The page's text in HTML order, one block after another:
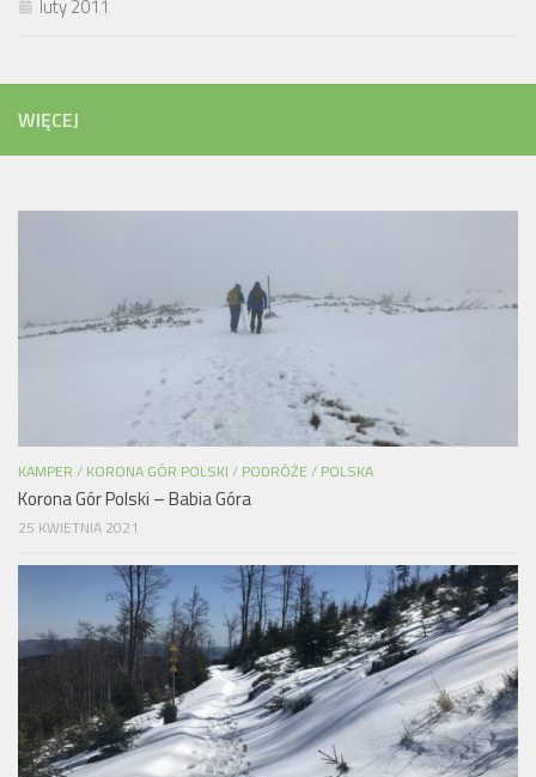
luty 2011
WIĘCEJ
KAMPER / KORONA GÓR POLSKI / PODRÓŻE / POLSKA
Korona Gór Polski – Babia Góra
25 KWIETNIA 2021